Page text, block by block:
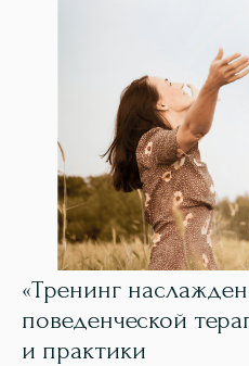
«Тренинг
поведенческой
и практики